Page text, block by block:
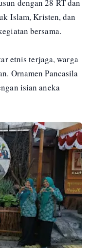
dengan 28 RT dan
Islam, Kristen, dan
bersama.
etnis terjaga, warga
Ornamen Pancasila
isian aneka